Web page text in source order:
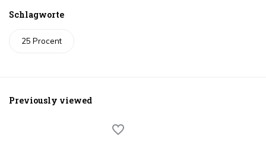
Schlagworte
25 Procent
Previously viewed